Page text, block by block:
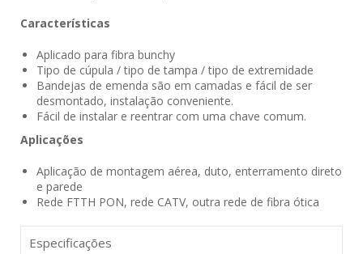
Características
Aplicado para fibra bunchy
Tipo de cúpula / tipo de tampa / tipo de extremidade
Bandejas de emenda são em camadas e fácil de ser
desmontado, instalação conveniente.
Fácil de instalar e reentrar com uma chave comum.
Aplicações
Aplicação de montagem aérea, duto, enterramento direto
e parede
Rede FTTH PON, rede CATV, outra rede de fibra ótica
Especificações